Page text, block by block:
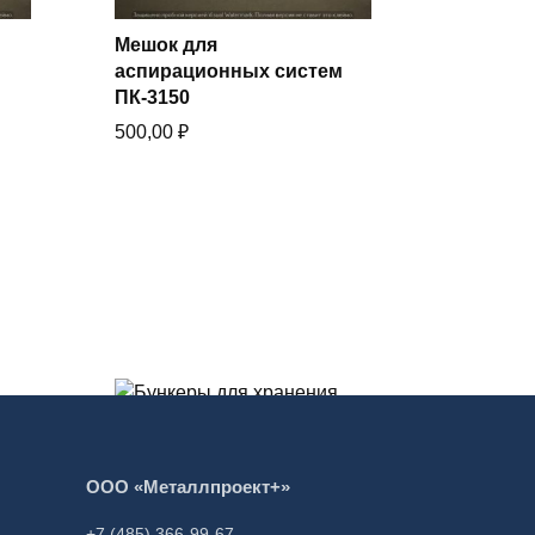
Купить в один клик
Мешок для
аспирационных систем
ПК-3150
500,00 ₽
ООО «Металлпроект+»